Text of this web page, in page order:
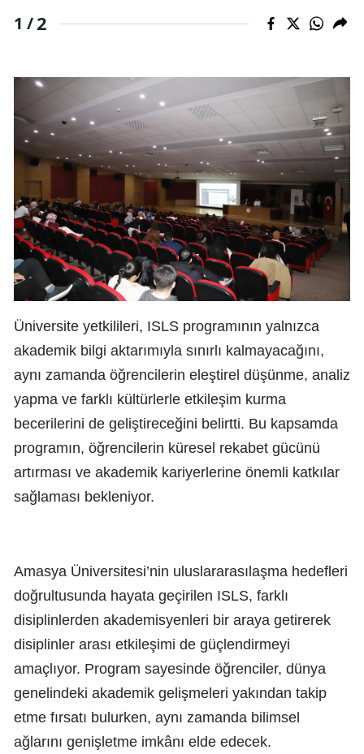
1 /2
Üniversite yetkilileri, ISLS programının yalnızca
akademik bilgi aktarımıyla sınırlı kalmayacağını,
aynı zamanda öğrencilerin eleştirel düşünme, analiz
yapma ve farklı kültürlerle etkileşim kurma
becerilerini de geliştireceğini belirtti. Bu kapsamda
programın, öğrencilerin küresel rekabet gücünü
artırması ve akademik kariyerlerine önemli katkılar
sağlaması bekleniyor.
Amasya Üniversitesi’nin uluslararasılaşma hedefleri
doğrultusunda hayata geçirilen ISLS, farklı
disiplinlerden akademisyenleri bir araya getirerek
disiplinler arası etkileşimi de güçlendirmeyi
amaçlıyor. Program sayesinde öğrenciler, dünya
genelindeki akademik gelişmeleri yakından takip
etme fırsatı bulurken, aynı zamanda bilimsel
ağlarını genişletme imkânı elde edecek.